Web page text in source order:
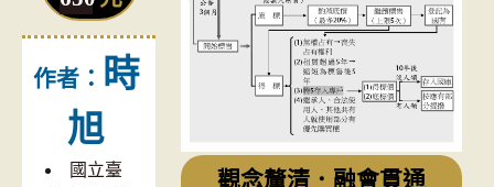
作者：
時
旭
國立臺
觀念釐清．融會貫通